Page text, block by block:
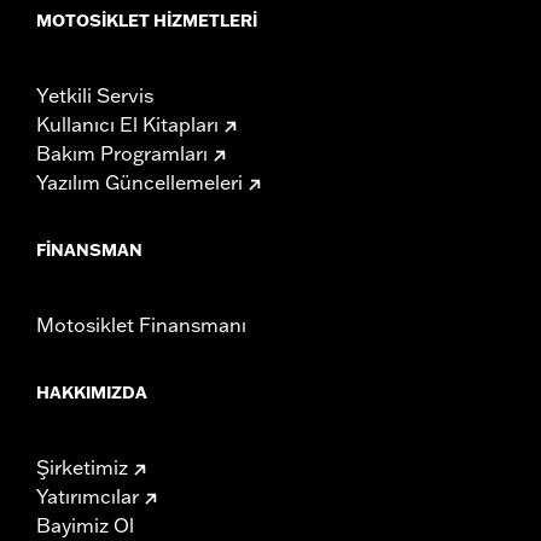
MOTOSIKLET HIZMETLERI
Yetkili Servis
Kullanıcı El Kitapları
Bakım Programları
Yazılım Güncellemeleri
FINANSMAN
Motosiklet Finansmanı
HAKKIMIZDA
Şirketimiz
Yatırımcılar
Bayimiz Ol